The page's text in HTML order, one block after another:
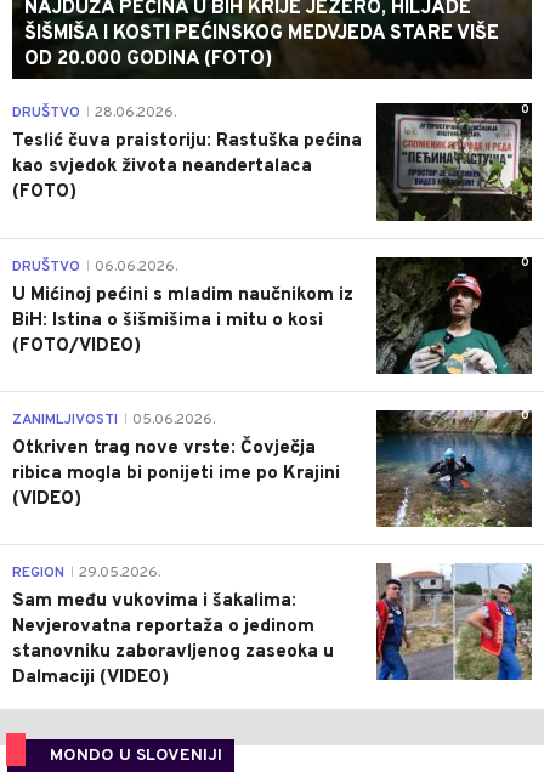
NAJDUŽA PEĆINA U BIH KRIJE JEZERO, HILJADE
ŠIŠMIŠA I KOSTI PEĆINSKOG MEDVJEDA STARE VIŠE
OD 20.000 GODINA (FOTO)
0
DRUŠTVO 28.06.2026.
Teslić čuva praistoriju: Rastuška pećina
kao svjedok života neandertalaca
(FOTO)
0
DRUŠTVO 06.06.2026.
U Mićinoj pećini s mladim naučnikom iz
BiH: Istina o šišmišima i mitu o kosi
(FOTO/VIDEO)
0
ZANIMLJIVOSTI 05.06.2026.
Otkriven trag nove vrste: Čovječja
ribica mogla bi ponijeti ime po Krajini
(VIDEO)
0
REGION 29.05.2026.
Sam među vukovima i šakalima:
Nevjerovatna reportaža o jedinom
stanovniku zaboravljenog zaseoka u
Dalmaciji (VIDEO)
MONDO U SLOVENIJI